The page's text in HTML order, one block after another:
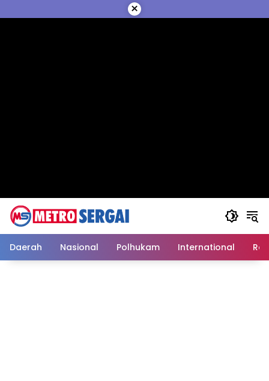
ke
×
Daerah Nasional Polhukam International